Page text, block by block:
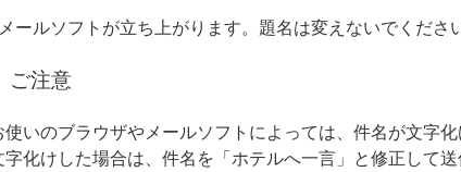
ールソフトが立ち上がります。題名は変えないでください
ご注意
使いのブラウザやメールソフトによっては、件名が文字化
字化けした場合は、件名を「ホテルへ一言」と修正して送